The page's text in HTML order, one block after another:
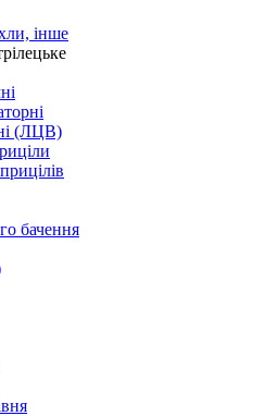
інше
(ЛЦВ)
бачення